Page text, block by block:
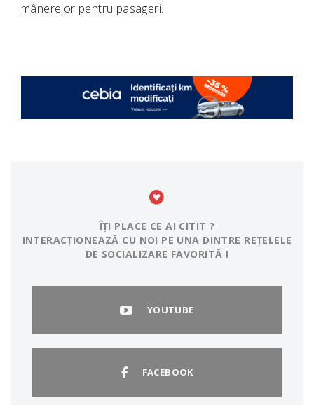
mânerelor pentru pasageri.
ÎȚI PLACE CE AI CITIT ?
INTERACȚIONEAZĂ CU NOI PE UNA DINTRE REȚELELE
DE SOCIALIZARE FAVORITĂ !
YOUTUBE
FACEBOOK